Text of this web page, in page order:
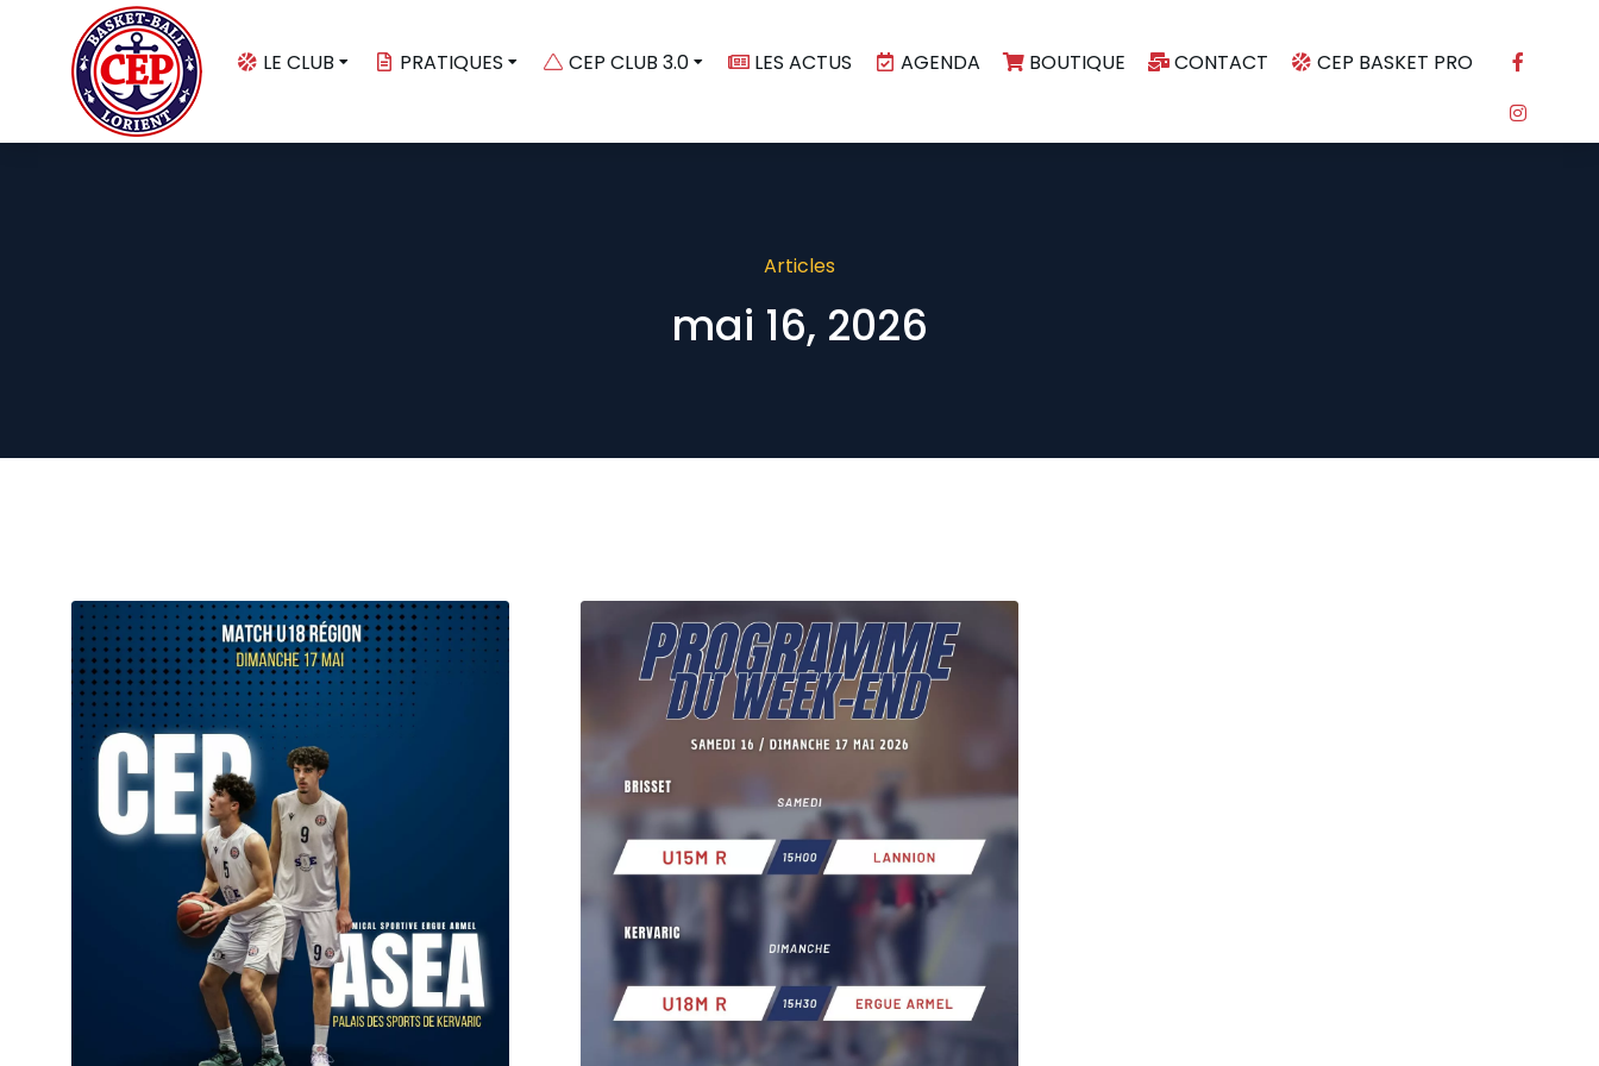
LE CLUB PRATIQUES CEP CLUB 3.0 LES ACTUS AGENDA BOUTIQUE CONTACT CEP BASKET PRO
Articles
mai 16, 2026